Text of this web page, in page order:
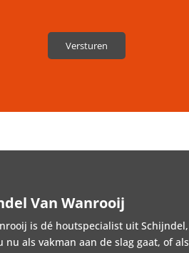
Van Wanrooij
is dé houtspecialist uit Schijndel,
nu als vakman aan de slag gaat, of als